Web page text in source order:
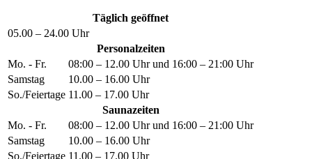
Täglich geöffnet
05.00 – 24.00 Uhr
Personalzeiten
Mo. - Fr.
08:00 – 12.00 Uhr und 16:00 – 21:00 Uhr
Samstag
10.00 – 16.00 Uhr
So./Feiertage 11.00 – 17.00 Uhr
Saunazeiten
Mo. - Fr.
08:00 – 12.00 Uhr und 16:00 – 21:00 Uhr
Samstag
10.00 – 16.00 Uhr
So./Feiertage 11.00 – 17.00 Uhr